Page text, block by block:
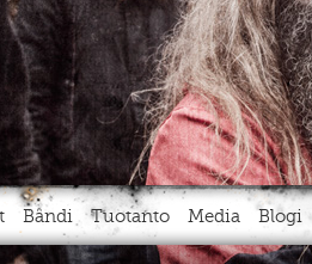
Bändi Tuotanto Media Blogi